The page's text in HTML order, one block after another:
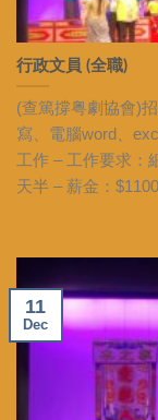
行政文員 (全職)
(查篤撐粤劇協會)
寫、電腦word、
工作 – 工作要求：
天半 – 薪金：
11
Dec